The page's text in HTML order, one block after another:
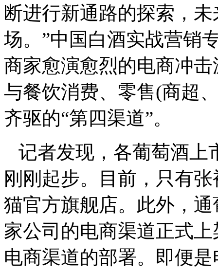
断进行新通路的探索，
场。”中国白酒实战营销
商家愈演愈烈的电商冲
与餐饮消费、零售(商超
齐驱的“第四渠道”。
记者发现，各葡萄酒上
刚刚起步。目前，只有
猫官方旗舰店。此外，
家公司的电商渠道正式
电商渠道的部署。即便